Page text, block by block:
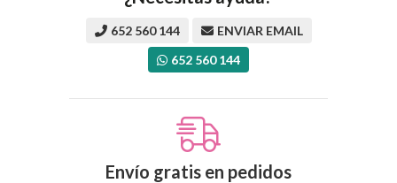
652 560 144
ENVIAR EMAIL
652 560 144
Envío gratis en pedidos